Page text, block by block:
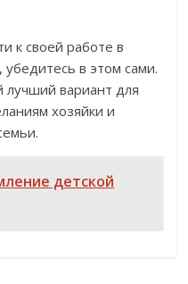
к своей работе в
в этом сами.
вариант для
хозяйки и
детской